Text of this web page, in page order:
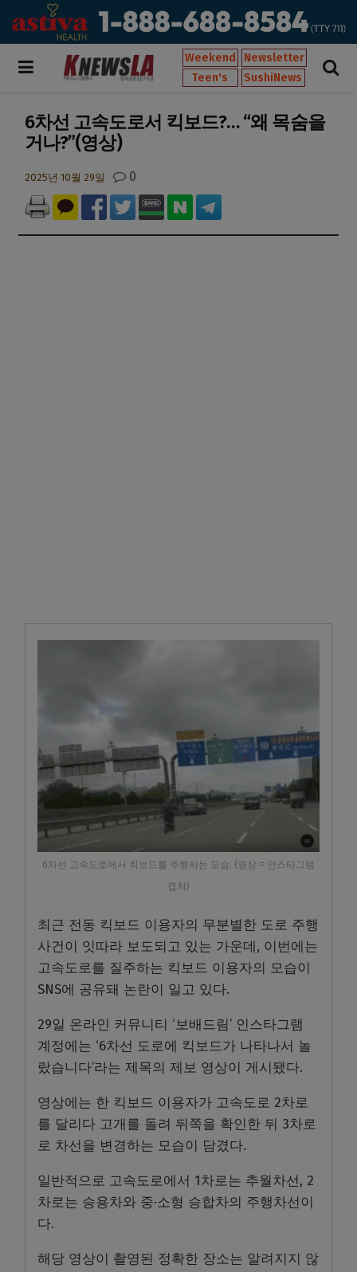
Weekend
Newsletter
Teen's
SushiNews
6차선 고속도로서 킥보드?… “왜 목숨을
거나?”(영상)
2025년 10월 29일 0
6차선 고속도로에서 킥보드를 주행하는 모습. (영상 = 인스타그램
캡처)
최근 전동 킥보드 이용자의 무분별한 도로 주행
사건이 잇따라 보도되고 있는 가운데, 이번에는
고속도로를 질주하는 킥보드 이용자의 모습이
SNS에 공유돼 논란이 일고 있다.
29일 온라인 커뮤니티 ‘보배드림’ 인스타그램
계정에는 ‘6차선 도로에 킥보드가 나타나서 놀
랐습니다’라는 제목의 제보 영상이 게시됐다.
영상에는 한 킥보드 이용자가 고속도로 2차로
를 달리다 고개를 돌려 뒤쪽을 확인한 뒤 3차로
로 차선을 변경하는 모습이 담겼다.
일반적으로 고속도로에서 1차로는 추월차선, 2
차로는 승용차와 중·소형 승합차의 주행차선이
다.
해당 영상이 촬영된 정확한 장소는 알려지지 않